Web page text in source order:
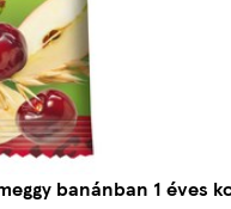
banánban 1 éves